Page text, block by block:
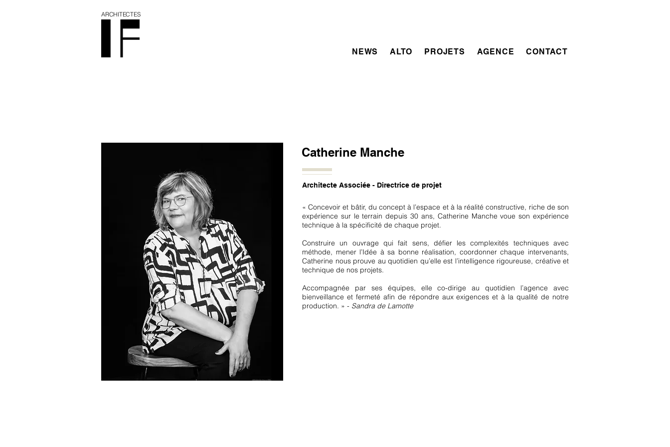
ARCHITECTES
NEWS ALTO PROJETS AGENCE CONTACT
Catherine Manche
Architecte Associée - Directrice de projet
« Concevoir et bâtir, du concept à l’espace et à la réalité constructive, riche de son
expérience sur le terrain depuis 30 ans, Catherine Manche voue son expérience
technique à la spécificité de chaque projet.
Construire un ouvrage qui fait sens, défier les complexités techniques avec
méthode, mener l’Idée à sa bonne réalisation, coordonner chaque intervenants,
Catherine nous prouve au quotidien qu’elle est l’intelligence rigoureuse, créative et
technique de nos projets.
Accompagnée par ses équipes, elle co-dirige au quotidien l’agence avec
bienveillance et fermeté afin de répondre aux exigences et à la qualité de notre
production. » - Sandra de Lamotte